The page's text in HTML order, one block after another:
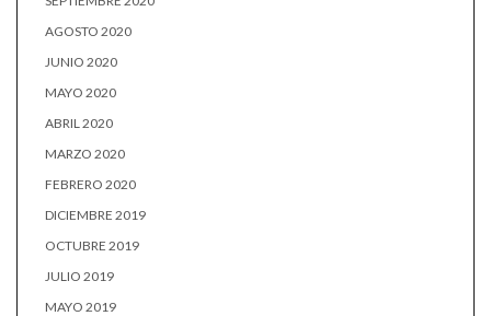
AGOSTO 2020
JUNIO 2020
MAYO 2020
ABRIL 2020
MARZO 2020
FEBRERO 2020
DICIEMBRE 2019
OCTUBRE 2019
JULIO 2019
MAYO 2019